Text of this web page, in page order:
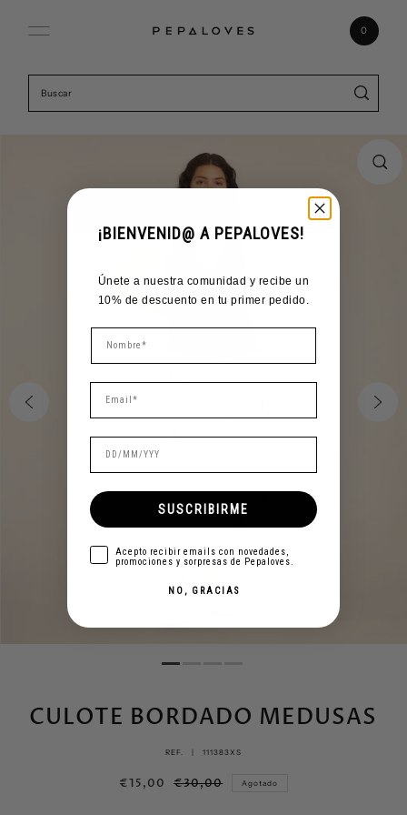
0
CULOTE BORDADO MEDUSAS
REF. | 111383XS
€15,00 €30,00 Agotado
¡BIENVENID@ A PEPALOVES!
Únete a nuestra comunidad y recibe un
10% de descuento en tu primer pedido.
SUSCRIBIRME
aceptarAcepto recibir emails con novedades,
promociones y sorpresas de Pepaloves.
NO, GRACIAS